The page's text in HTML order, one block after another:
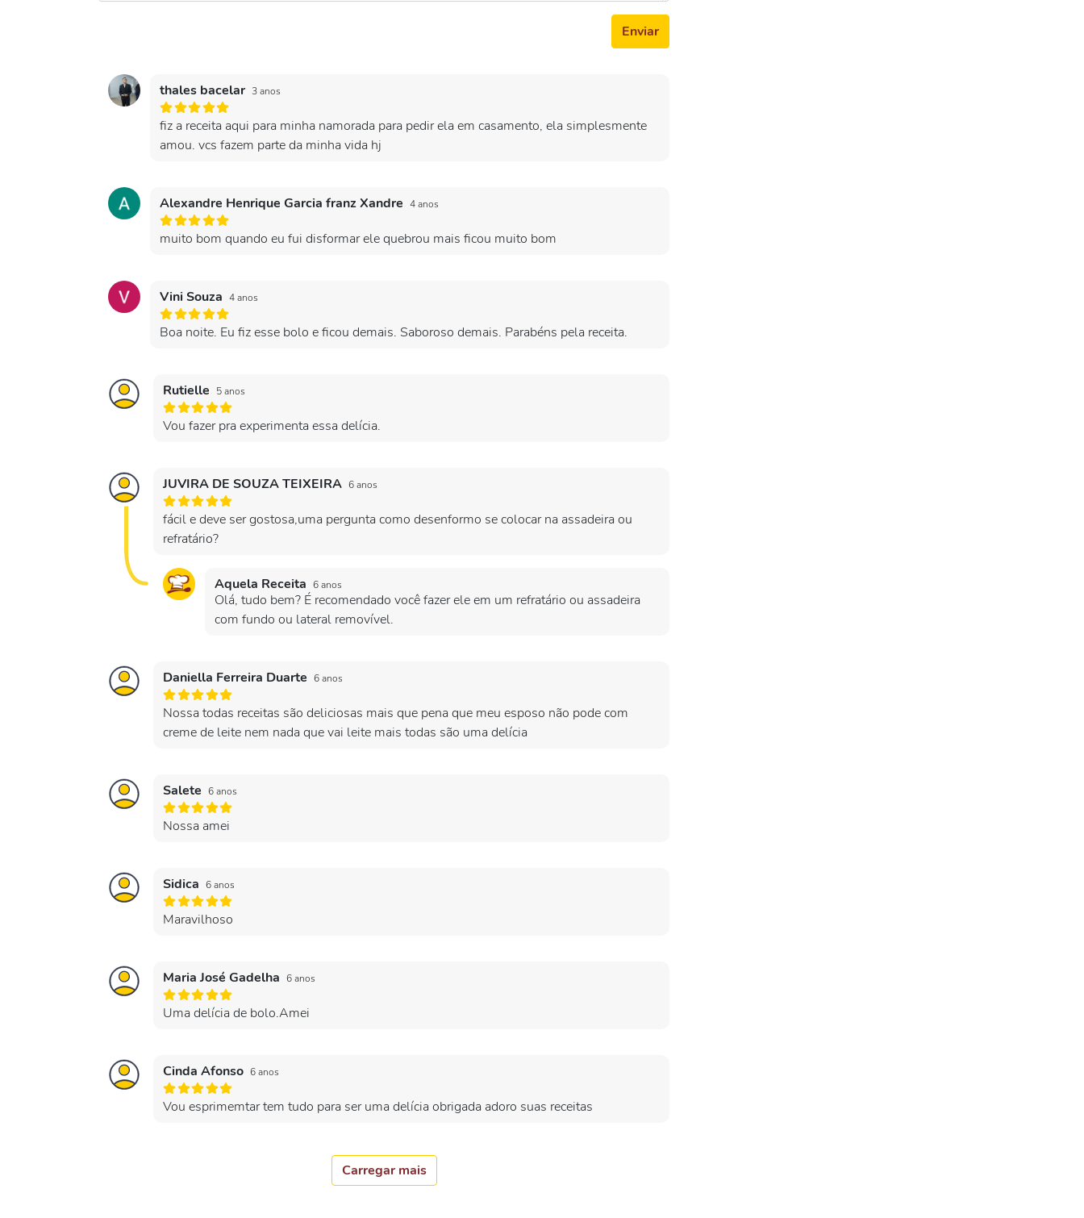
Enviar
thales bacelar 3 anos
fiz a receita aqui para minha namorada para pedir ela em casamento, ela simplesmente
amou. vcs fazem parte da minha vida hj
Alexandre Henrique Garcia franz Xandre 4 anos
muito bom quando eu fui disformar ele quebrou mais ficou muito bom
Vini Souza 4 anos
Boa noite. Eu fiz esse bolo e ficou demais. Saboroso demais. Parabéns pela receita.
Rutielle 5 anos
Vou fazer pra experimenta essa delícia.
JUVIRA DE SOUZA TEIXEIRA 6 anos
fácil e deve ser gostosa,uma pergunta como desenformo se colocar na assadeira ou
refratário?
Aquela Receita 6 anos
Olá, tudo bem? É recomendado você fazer ele em um refratário ou assadeira
com fundo ou lateral removível.
Daniella Ferreira Duarte 6 anos
Nossa todas receitas são deliciosas mais que pena que meu esposo não pode com
creme de leite nem nada que vai leite mais todas são uma delícia
Salete 6 anos
Nossa amei
Sidica 6 anos
Maravilhoso
Maria José Gadelha 6 anos
Uma delícia de bolo.Amei
Cinda Afonso 6 anos
Vou esprimemtar tem tudo para ser uma delícia obrigada adoro suas receitas
Carregar mais